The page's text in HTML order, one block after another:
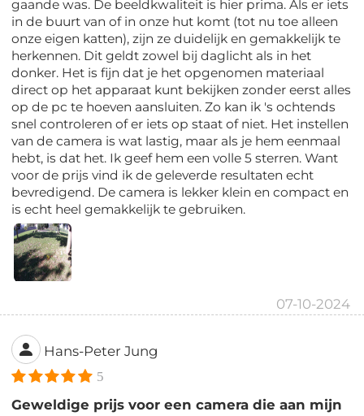
gaande was. De beeldkwaliteit is hier prima. Als er iets
in de buurt van of in onze hut komt (tot nu toe alleen
onze eigen katten), zijn ze duidelijk en gemakkelijk te
herkennen. Dit geldt zowel bij daglicht als in het
donker. Het is fijn dat je het opgenomen materiaal
direct op het apparaat kunt bekijken zonder eerst alles
op de pc te hoeven aansluiten. Zo kan ik 's ochtends
snel controleren of er iets op staat of niet. Het instellen
van de camera is wat lastig, maar als je hem eenmaal
hebt, is dat het. Ik geef hem een ​​volle 5 sterren. Want
voor de prijs vind ik de geleverde resultaten echt
bevredigend. De camera is lekker klein en compact en
is echt heel gemakkelijk te gebruiken.
07-10-2024
Hans-Peter Jung
5
Geweldige prijs voor een camera die aan mijn